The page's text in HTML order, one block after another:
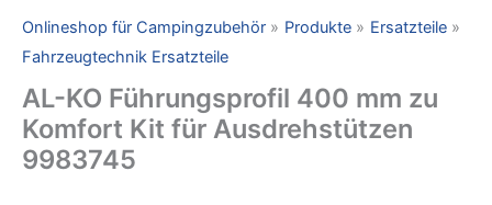
Onlineshop für Campingzubehör Produkte
Ersatzteile
Fahrzeugtechnik Ersatzteile
AL-KO Führungsprofil 400 mm zu
Komfort Kit für Ausdrehstützen
9983745